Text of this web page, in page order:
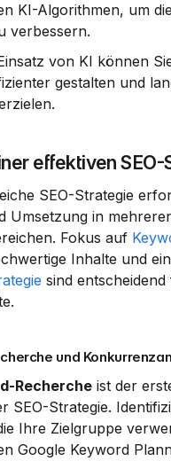
KI-Algorithmen, um
verbessern.
von KI können
gestalten und
effektiven SEO-
SEO-Strategie
Umsetzung in
Fokus auf
sind
und
Recherche ist der
SEO-Strategie.
Ihre Zielgruppe
Google Keyword